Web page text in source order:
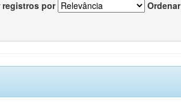
registros por Ordenar